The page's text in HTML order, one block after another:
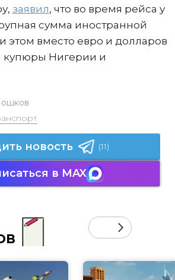
заявил, что во время рейса у
сумма иностранной
этом вместо евро и долларов
Нигерии и
новость (11)
в MAX